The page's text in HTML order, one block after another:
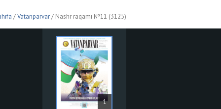
/Vatanparvar/ Nashr raqami №11 (3125)
1